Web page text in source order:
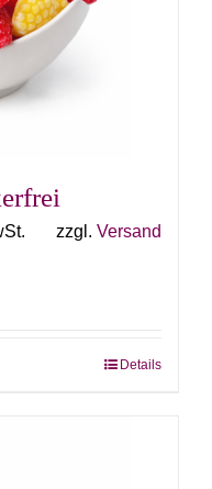
zzgl. Versand
Details